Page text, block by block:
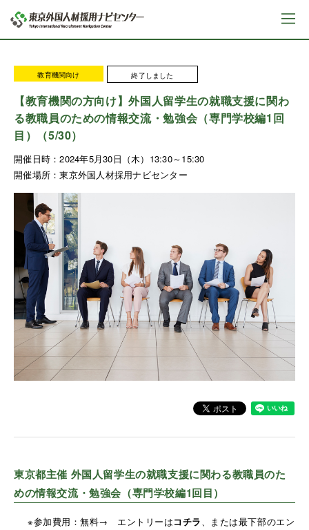
教育機関向け 終了しました
【教育機関の方向け】外国人留学生の就職支援に関わ
る教職員のための情報交流・勉強会（専門学校編1回
目）（5/30）
開催日時：2024年5月30日（木）13:30～15:30
開催場所：東京外国人材採用ナビセンター
東京都主催 外国人留学生の就職支援に関わる教職員のた
めの情報交流・勉強会（専門学校編1回目）
※参加費用：無料→ エントリーはコチラ、または最下部のエン